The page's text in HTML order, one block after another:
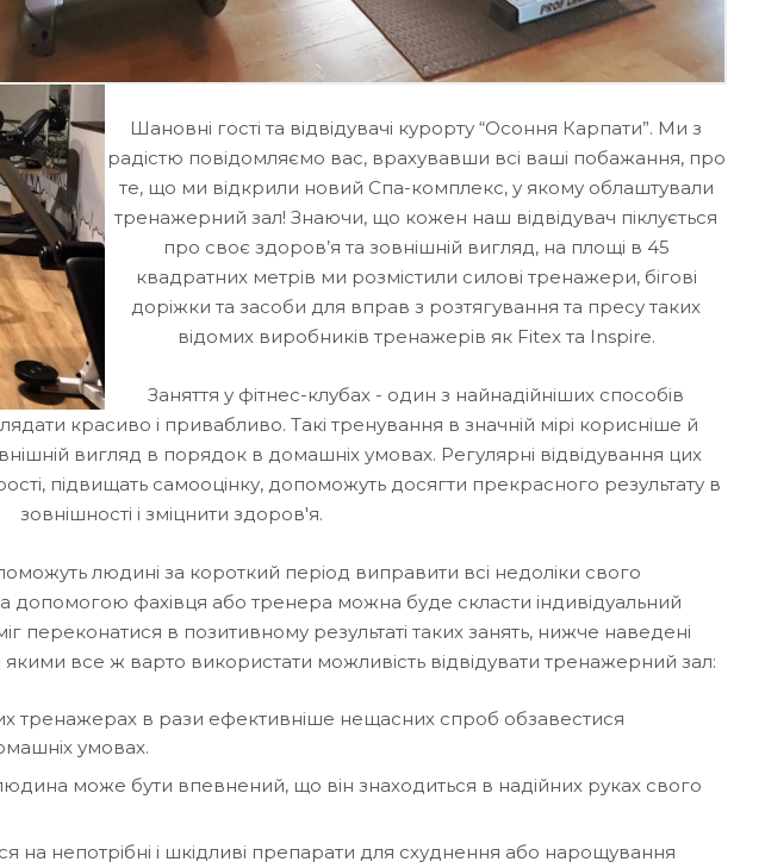
Шановні гості та відвідувачі курорту “Осоння Карпати”. Ми з
радістю повідомляємо вас, врахувавши всі ваші побажання, про
те, що ми відкрили новий Спа-комплекс, у якому облаштували
тренажерний зал! Знаючи, що кожен наш відвідувач піклується
про своє здоров’я та зовнішній вигляд, на площі в 45
квадратних метрів ми розмістили силові тренажери, бігові
доріжки та засоби для вправ з розтягування та пресу таких
відомих виробників тренажерів як Fitex та Inspire.
Заняття у фітнес-клубах - один з найнадійніших способів
красиво і привабливо. Такі тренування в значній мірі корисніше й
вигляд в порядок в домашніх умовах. Регулярні відвідування цих
підвищать самооцінку, допоможуть досягти прекрасного результату в
зовнішності і зміцнити здоров'я.
людині за короткий період виправити всі недоліки свого
допомогою фахівця або тренера можна буде скласти індивідуальний
переконатися в позитивному результаті таких занять, нижче наведені
якими все ж варто використати можливість відвідувати тренажерний зал:
тренажерах в рази ефективніше нещасних спроб обзавестися
умовах.
людина може бути впевнений, що він знаходиться в надійних руках свого
на непотрібні і шкідливі препарати для схуднення або нарощування